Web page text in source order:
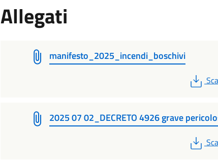
Allegati
manifesto_2025_incendi_boschivi
2025 07 02_DECRETO 4926 grave